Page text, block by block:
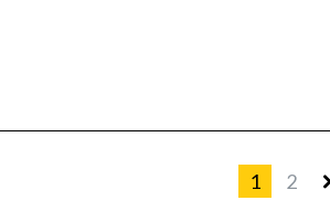
1 2